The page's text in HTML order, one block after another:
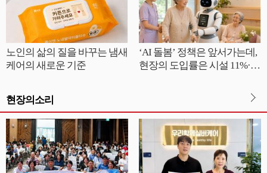
노인의 삶의 질을 바꾸는 냄새
케어의 새로운 기준
‘AI 돌봄’ 정책은 앞서가는데,
현장의 도입률은 시설 11%·재
현장의소리